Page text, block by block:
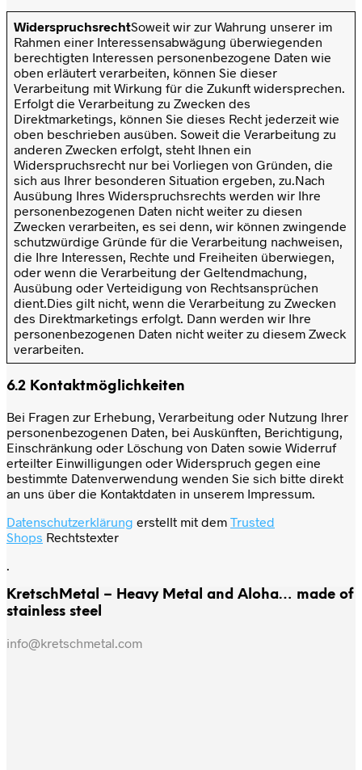
WiderspruchsrechtSoweit wir zur Wahrung unserer im
Rahmen einer Interessensabwägung überwiegenden
berechtigten Interessen personenbezogene Daten wie
oben erläutert verarbeiten, können Sie dieser
Verarbeitung mit Wirkung für die Zukunft widersprechen.
Erfolgt die Verarbeitung zu Zwecken des
Direktmarketings, können Sie dieses Recht jederzeit wie
oben beschrieben ausüben. Soweit die Verarbeitung zu
anderen Zwecken erfolgt, steht Ihnen ein
Widerspruchsrecht nur bei Vorliegen von Gründen, die
sich aus Ihrer besonderen Situation ergeben, zu.Nach
Ausübung Ihres Widerspruchsrechts werden wir Ihre
personenbezogenen Daten nicht weiter zu diesen
Zwecken verarbeiten, es sei denn, wir können zwingende
schutzwürdige Gründe für die Verarbeitung nachweisen,
die Ihre Interessen, Rechte und Freiheiten überwiegen,
oder wenn die Verarbeitung der Geltendmachung,
Ausübung oder Verteidigung von Rechtsansprüchen
dient.Dies gilt nicht, wenn die Verarbeitung zu Zwecken
des Direktmarketings erfolgt. Dann werden wir Ihre
personenbezogenen Daten nicht weiter zu diesem Zweck
verarbeiten.
6.2 Kontaktmöglichkeiten
Bei Fragen zur Erhebung, Verarbeitung oder Nutzung Ihrer
personenbezogenen Daten, bei Auskünften, Berichtigung,
Einschränkung oder Löschung von Daten sowie Widerruf
erteilter Einwilligungen oder Widerspruch gegen eine
bestimmte Datenverwendung wenden Sie sich bitte direkt
an uns über die Kontaktdaten in unserem Impressum.
Datenschutzerklärung erstellt mit dem Trusted
Shops Rechtstexter
.
KretschMetal – Heavy Metal and Aloha… made of
stainless steel
info@kretschmetal.com